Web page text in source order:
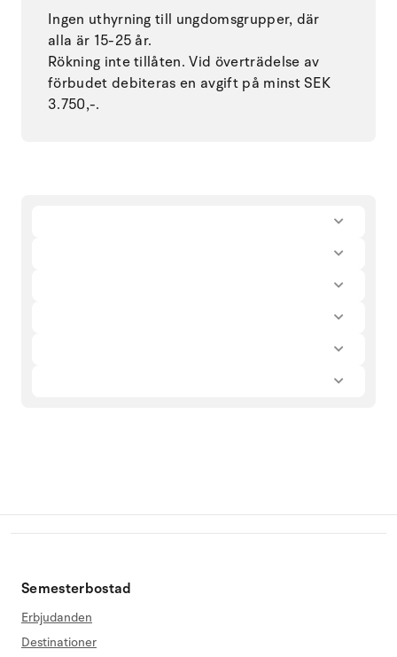
Ingen uthyrning till ungdomsgrupper, där
alla är 15-25 år.
Rökning inte tillåten. Vid överträdelse av
förbudet debiteras en avgift på minst SEK
3.750,-.
Semesterbostad
Erbjudanden
Destinationer